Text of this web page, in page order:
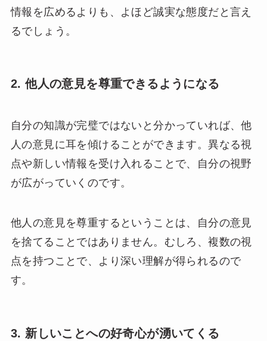
情報を広めるよりも、よほど誠実な態度だと言え
るでしょう。
2. 他人の意見を尊重できるようになる
自分の知識が完璧ではないと分かっていれば、他
人の意見に耳を傾けることができます。異なる視
点や新しい情報を受け入れることで、自分の視野
が広がっていくのです。
他人の意見を尊重するということは、自分の意見
を捨てることではありません。むしろ、複数の視
点を持つことで、より深い理解が得られるので
す。
3. 新しいことへの好奇心が湧いてくる